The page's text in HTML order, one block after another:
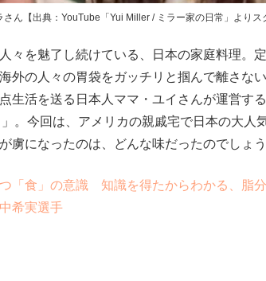
ん【出典：YouTube「Yui Miller / ミラー家の日常」よりス
々を魅了し続けている、日本の家庭料理。
外の人々の胃袋をガッチリと掴んで離さな
生活を送る日本人ママ・ユイさんが運営す
。今回は、アメリカの親戚宅で日本の大人
虜になったのは、どんな味だったのでしょう
「食」の意識 知識を得たからわかる、脂
希実選手